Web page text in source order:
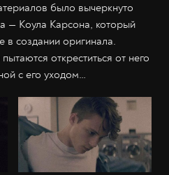
было вычеркнуто
— Коула Карсона, который
в создании оригинала.
откреститься от него
с его уходом…